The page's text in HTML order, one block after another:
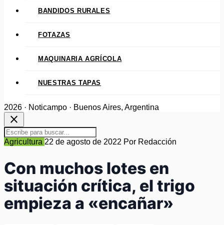
BANDIDOS RURALES
FOTAZAS
MAQUINARIA AGRÍCOLA
NUESTRAS TAPAS
2026 · Noticampo · Buenos Aires, Argentina
close
Agricultura 22 de agosto de 2022 Por Redacción
Con muchos lotes en
situación crítica, el trigo
empieza a «encañar»